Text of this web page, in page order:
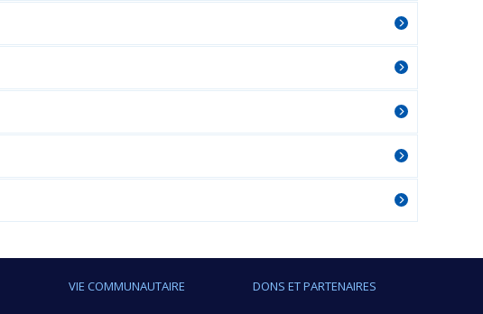
VIE COMMUNAUTAIRE DONS ET PARTENAIRES